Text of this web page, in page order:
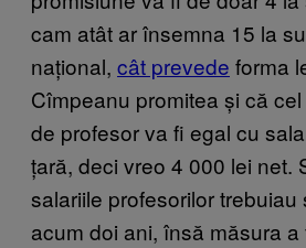
cam atât ar însemna 15 la
național, cât prevede forma
Cîmpeanu promitea și că
de profesor va fi egal cu
țară, deci vreo 4 000 lei net.
salariile profesorilor
acum doi ani, însă măsura